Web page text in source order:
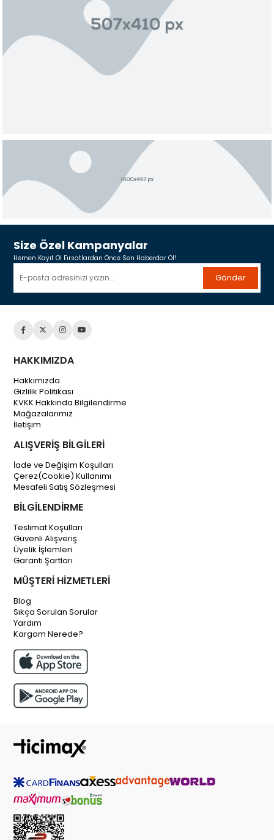
Size Özel Kampanyalar
Hemen Kayıt Ol Fırsatlardan Önce Sen Haberdar Ol!
Gönder
HAKKIMIZDA
Hakkımızda
Gizlilik Politikası
KVKK Hakkında Bilgilendirme
Mağazalarımız
İletişim
ALIŞVERİŞ BİLGİLERİ
İade ve Değişim Koşulları
Çerez(Cookie) Kullanımı
Mesafeli Satış Sözleşmesi
BİLGİLENDİRME
Teslimat Koşulları
Güvenli Alışveriş
Üyelik İşlemleri
Garanti Şartları
MÜŞTERİ HİZMETLERİ
Blog
Sıkça Sorulan Sorular
Yardım
Kargom Nerede?